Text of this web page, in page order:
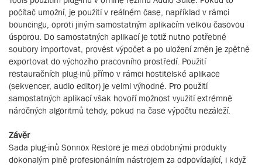
počítač umožní, je použití v reálném čase, například v rámci
bouncingu, oproti jiným samostatným aplikacím velkou časovou
úsporou. Do samostatných aplikací je totiž nutno potřebné
soubory importovat, provést výpočet a po uložení změn je zpětně
exportovat do výchozího pracovního prostředí. Použití
restauračních plug-inů přímo v rámci hostitelské aplikace
(sekvencer, audio editor) je velmi výhodné. Pro použití
samostatných aplikací však hovoří možnost využití extrémně
náročných algoritmů tehdy, pokud na čase výpočtu nezáleží.
Závěr
Sada plug-inů Sonnox Restore je mezi obdobnými produkty
dokonalým plně profesionálním nástrojem za odpovídající, i když